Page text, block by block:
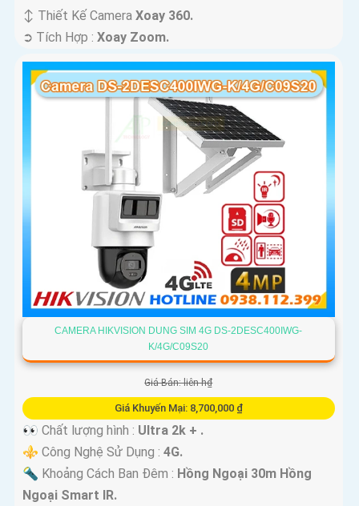
↕️ Thiết Kế Camera Xoay 360.
️➲ Tích Hợp : Xoay Zoom.
CAMERA HIKVISION DUNG SIM 4G DS-2DESC400IWG-
K/4G/C09S20
Giá Bán: liên h₫
Giá Khuyến Mại: 8,700,000 ₫
️
👀 Chất lượng hình : Ultra 2k + .
⚜️ Công Nghệ Sử Dụng : 4G.
🔦 Khoảng Cách Ban Đêm : Hồng Ngoại 30m Hồng
Ngoại Smart IR.